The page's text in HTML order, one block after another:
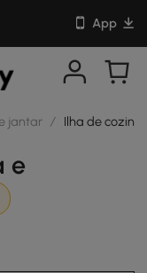
App
jantar / Ilha de
e